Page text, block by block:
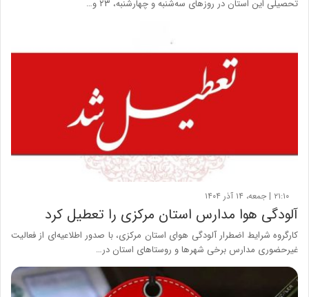
تحصیلی این استان در روزهای سه‌شنبه و چهارشنبه، ۲۳ و…
۲۱:۱۰ | جمعه، ۱۴ آذر ۱۴۰۴
آلودگی هوا مدارس استان مرکزی را تعطیل کرد
کارگروه شرایط اضطرار آلودگی هوای استان مرکزی، با صدور اطلاعیه‌ای از فعالیت
غیرحضوری مدارس برخی شهرها و روستاهای استان در…